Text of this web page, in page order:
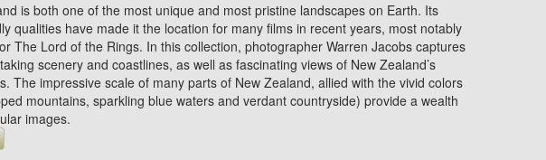
is both one of the most unique and most pristine landscapes on Earth. Its
qualities have made it the location for many films in recent years, most notably
The Lord of the Rings. In this collection, photographer Warren Jacobs captures
scenery and coastlines, as well as fascinating views of New Zealand’s
The impressive scale of many parts of New Zealand, allied with the vivid colors
mountains, sparkling blue waters and verdant countryside) provide a wealth
images.